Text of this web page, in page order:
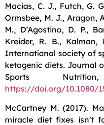
Macias, C. J., Futch, G.
Ormsbee, M. J., Aragon,
M., D’Agostino, D. P.,
Kreider, R. B.,
International society of
ketogenic diets. Journal
Sports
https://doi.org/10.1080/
McCartney M. (2017).
miracle diet fixes isn’t